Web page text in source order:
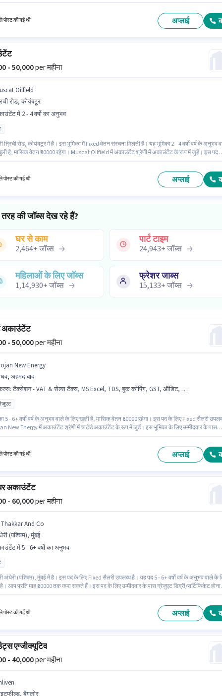
पोस्ट की गई थी अप्लाई
- 50,000per महीना
Oilfield
रोड, कोयंबटूर
में 2 - 4 वर्षो का अनुभव
त्रिची रोड, कोयंबटूर में है। इस भूमिका में Fixed वेतन संरचना मिलती है। यह भूमिका 2 - 4 वर्षो वर्ष के अनुभव
है, मासिक वेतन ₹50000 रहेगा। Muscat Oilfield में अकाउंटेंट श्रेणी में अकाउंटेंट के रूप में जुड़ें। इस पद
पोस्ट की गई थी अप्लाई
की जॉब्स देख रहे हैं?
घर से काम
2,464+जॉब्स
पार्ट टाइम
24,943+जॉब्स
महिलाओं के लिए जॉब्स
1,14,930+जॉब्स
फ्रेशर जाब्स
15,133+जॉब्स
अकाउंटेंट
- 50,000per महीना
New Energy
अहमदाबाद
: टैक्सेशन - VAT & सेल्स टैक्स, MS Excel, TDS, बुक कीपिंग, GST, ऑडिट, कैश फ्लो, बैलेंस शीट, Tally, टैक्स रिटर्न्स
5 - 6+ वर्षो वर्ष के अनुभव वाले के लिए खुली है, मासिक वेतन ₹50000 रहेगा। इस पद के लिए Fixed सैलरी
New Energy में अकाउंटेंट श्रेणी में चार्टर्ड अकाउंटेंट के रूप में जुड़ें। इस भूमिका के लिए उम्मीदवार के पास
है।
पोस्ट की गई थी अप्लाई
अकाउंटेंट
- 60,000per महीना
And Co
(पश्चिम), मुंबई
में 5 - 6+ वर्षो का अनुभव
अंधेरी (पश्चिम), मुंबई में है। इस पद के लिए Fixed सैलरी उपलब्ध है। यह पद 5 - 6+ वर्षो वर्ष के अनुभव वाले के
आप प्रति माह ₹60000 तक कमा सकते हैं। इस पद के लिए उम्मीदवार के पास ग्रेजुएट डिग्री/सर्टिफिकेट होना
पोस्ट की गई थी अप्लाई
एग्जीक्यूटिव
- 40,000per महीना
बैंगलोर